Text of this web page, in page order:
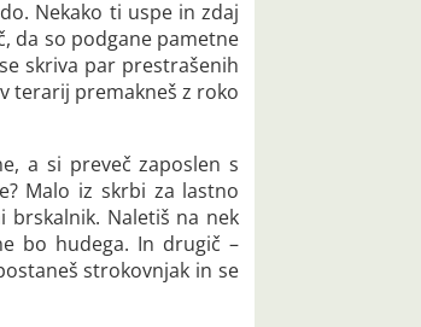
Nekako ti uspe in zdaj
da so podgane pametne
skriva par prestrašenih
terarij premakneš z roko
a si preveč zaposlen s
Malo iz skrbi za lastno
Naletiš na nek
bo hudega. In drugič –
strokovnjak in se